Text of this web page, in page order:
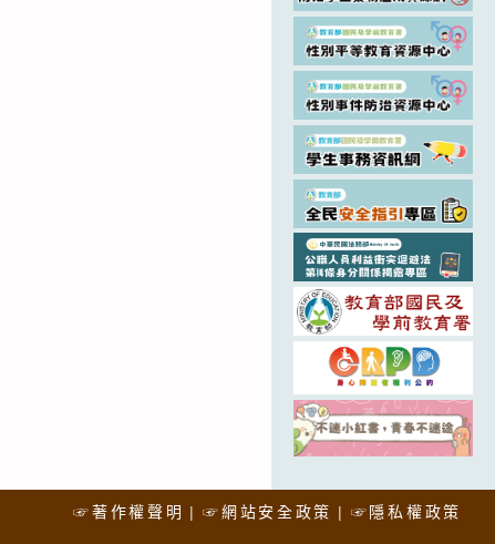
☞著作權聲明 ☞網站安全政策 ☞隱私權政策